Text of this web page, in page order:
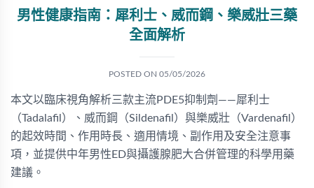
男性健康指南：犀利士、威而鋼、樂威壯三藥
全面解析
POSTED ON 05/05/2026
本文以臨床視角解析三款主流PDE5抑制劑——犀利士
（Tadalafil）、威而鋼（Sildenafil）與樂威壯（Vardenafil）
的起效時間、作用時長、適用情境、副作用及安全注意事
項，並提供中年男性ED與攝護腺肥大合併管理的科學用藥
建議。